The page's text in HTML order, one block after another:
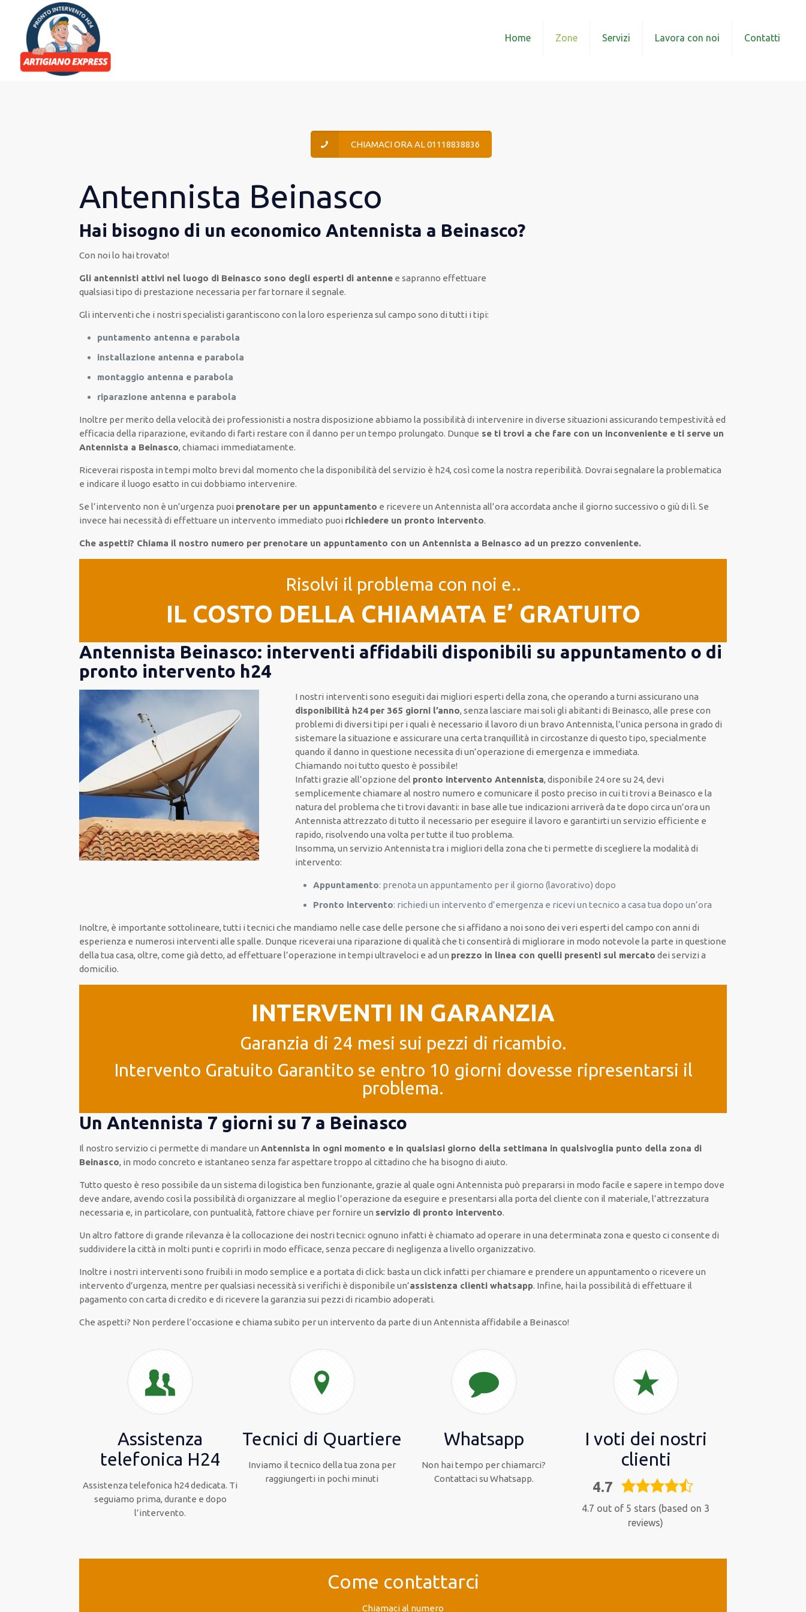
Home Zone Servizi Lavora con noi Contatti
CHIAMACI ORA AL 01118838836
Antennista Beinasco
Hai bisogno di un economico Antennista a Beinasco?
Con noi lo hai trovato!
Gli antennisti attivi nel luogo di Beinasco sono degli esperti di antenne e sapranno effettuare
qualsiasi tipo di prestazione necessaria per far tornare il segnale.
Gli interventi che i nostrispecialisti garantiscono con la loro esperienza sul campo sono di tutti i tipi:
puntamento antenna e parabola
installazione antenna e parabola
montaggio antenna e parabola
riparazione antenna e parabola
Inoltre per merito della velocità dei professionisti a nostra disposizione abbiamo la possibilità di intervenire indiverse situazioni assicurando tempestività ed
efficacia della riparazione, evitando di farti restare con ildanno per un tempo prolungato. Dunque se ti trovi a che fare con un inconveniente e ti serve un
Antennista a Beinasco,chiamaci immediatamente.
Riceverai risposta in tempi molto brevidal momento che la disponibilità del servizio è h24, così come la nostra reperibilità. Dovraisegnalare la problematica
e indicare il luogo esatto in cui dobbiamo intervenire.
Se l’intervento non è un’urgenza puoi prenotare per un appuntamento e ricevere un Antennista all’ora accordata anche il giornosuccessivo o giù di lì. Se
invece hai necessità di effettuare un intervento immediato puoi richiedere un pronto intervento.
Che aspetti? Chiama il nostro numero per prenotare un appuntamento con un Antennista a Beinasco ad un prezzo conveniente.
Risolvi il problema con noi e..
IL COSTO DELLA CHIAMATA E’ GRATUITO
Antennista Beinasco: interventi affidabili disponibili su appuntamento o di
pronto intervento h24
I nostri interventi sono eseguiti dai migliori esperti della zona, che operando a turni assicurano una
disponibilità h24 per 365 giorni l’anno, senza lasciare mai soli gli abitanti di Beinasco, alle prese con
problemi di diversi tipi per i quali è necessario il lavoro di un bravo Antennista, l’unica persona in grado di
sistemare la situazione e assicurare una certa tranquillità in circostanze di questo tipo, specialmente
quando il danno in questione necessita di un’operazione di emergenza e immediata.
Chiamando noi tutto questo è possibile!
Infatti grazie all’opzione del pronto intervento Antennista, disponibile 24 ore su 24, devi
semplicemente chiamare al nostro numero e comunicare il posto preciso in cui ti trovi a Beinasco e la
natura del problema che ti trovi davanti: in base alle tue indicazioni arriverà da te dopo circa un’ora un
Antennista attrezzato di tutto il necessario per eseguire il lavoro e garantirti un servizio efficiente e
rapido, risolvendo una volta per tutte il tuo problema.
Insomma, un servizio Antennista tra i migliori della zona che ti permette di scegliere la modalità di
intervento:
Appuntamento: prenota un appuntamento per il giorno (lavorativo) dopo
Pronto intervento: richiedi un intervento d’emergenza e ricevi un tecnico a casa tua dopo un’ora
Inoltre, è importante sottolineare, tutti i tecnici che mandiamo nelle case delle persone che si affidano a noi sono dei veri esperti del campo con anni di
esperienza e numerosi interventi alle spalle. Dunque riceverai una riparazione di qualità che ti consentirà di migliorare in modo notevole la parte in questione
della tua casa, oltre, come già detto, ad effettuare l’operazione in tempi ultraveloci e ad un prezzo in linea con quelli presenti sul mercato dei servizi a
domicilio.
INTERVENTI IN GARANZIA
Garanzia di 24 mesi sui pezzi di ricambio.
Intervento Gratuito Garantito se entro 10 giorni dovesse ripresentarsi il
problema.
Un Antennista 7 giorni su 7 a Beinasco
Il nostro servizio ci permette di mandare unAntennista in ogni momento e in qualsiasi giorno della settimana in qualsivoglia punto della zona di
Beinasco, in modo concreto e istantaneo senza far aspettare troppo al cittadino che ha bisogno di aiuto.
Tutto questo è reso possibile da un sistema di logistica ben funzionante, grazie al quale ogni Antennista può prepararsi in modo facile e sapere in tempo dove
deve andare, avendo così la possibilità di organizzare al meglio l’operazione da eseguire e presentarsi alla porta del cliente con il materiale, l’attrezzatura
necessaria e, in particolare, con puntualità, fattore chiave per fornire un servizio di pronto intervento.
Un altro fattore di grande rilevanza è la collocazione dei nostri tecnici: ognuno infatti è chiamato ad operare in una determinata zona e questo ci consente di
suddividere la città in molti punti e coprirli in modo efficace, senza peccare di negligenza a livello organizzativo.
Inoltre i nostri interventi sono fruibili in modo semplice e a portata di click: basta un click infatti per chiamare e prendere un appuntamento o ricevere un
intervento d’urgenza, mentre per qualsiasi necessità si verifichi è disponibile un’assistenza clienti whatsapp. Infine, hai la possibilità di effettuare il
pagamento con carta di credito e di ricevere la garanzia sui pezzi di ricambio adoperati.
Che aspetti? Non perdere l’occasione e chiama subito per un intervento da parte di un Antennista affidabile a Beinasco!
Assistenza
telefonica H24
Assistenza telefonica h24 dedicata. Ti
seguiamo prima, durante e dopo
l’intervento.
Tecnici di Quartiere
Inviamo il tecnico della tua zona per
raggiungerti in pochi minuti
Whatsapp
Non hai tempo per chiamarci?
Contattaci su Whatsapp.
I voti dei nostri
clienti
4.7
4,7
4.7 out of 5 stars (based on 3
reviews)
Come contattarci
Chiamaci al numero